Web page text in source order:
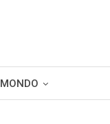
MONDO